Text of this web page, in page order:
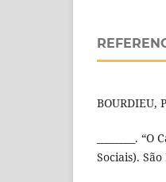
BOURDIEU,
________.
Sociais).